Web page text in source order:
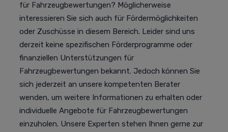
für Fahrzeugbewertungen? Möglicherweise
interessieren Sie sich auch für Fördermöglichkeiten
oder Zuschüsse in diesem Bereich. Leider sind uns
derzeit keine spezifischen Förderprogramme oder
finanziellen Unterstützungen für
Fahrzeugbewertungen bekannt. Jedoch können Sie
sich jederzeit an unsere kompetenten Berater
wenden, um weitere Informationen zu erhalten oder
individuelle Angebote für Fahrzeugbewertungen
einzuholen. Unsere Experten stehen Ihnen gerne zur